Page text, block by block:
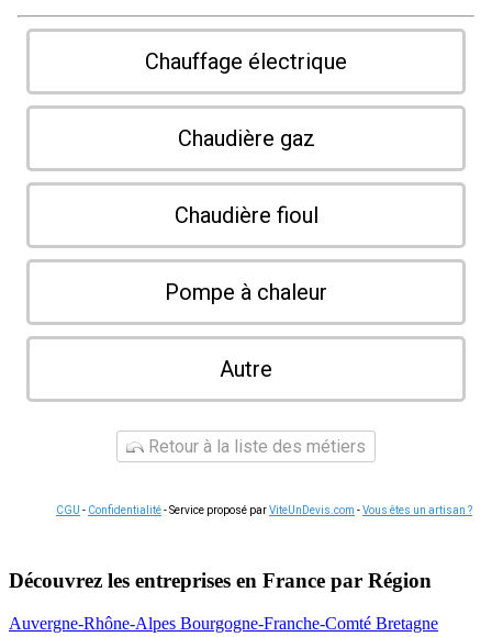
Chauffage électrique
Chaudière gaz
Chaudière fioul
Pompe à chaleur
Autre
Retour à la liste des métiers
CGU - Confidentialité- Service proposé parViteUnDevis.com -Vous êtes un artisan ?
Découvrez les entreprises en France par Région
Auvergne-Rhône-Alpes Bourgogne-Franche-Comté Bretagne